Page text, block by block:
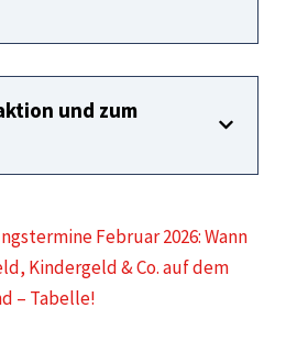
und zum
Februar 2026: Wann
Kindergeld & Co. auf dem
– Tabelle!